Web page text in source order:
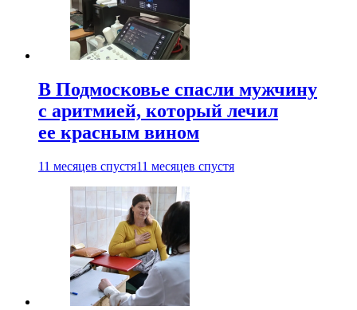
В Подмосковье спасли мужчину
с аритмией, который лечил
ее красным вином
11 месяцев спустя11 месяцев спустя